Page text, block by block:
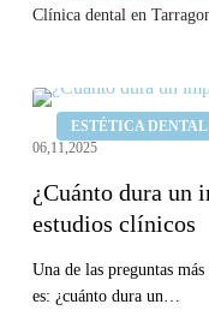
Clínica dental en
ESTÉTICA DENTAL
¿Cuánto
dura
implante
dental?
Qué
dicen
06,11,2025
¿Cuánto dura un
estudios clínicos
Una de las preguntas
es: ¿cuánto dura un…